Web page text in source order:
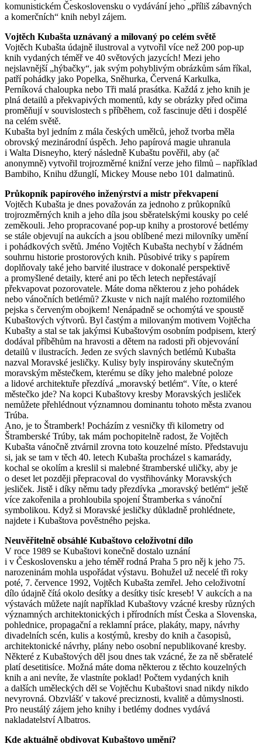
komunistickém Československu o vydávání jeho „příliš zábavných
a komerčních“ knih nebyl zájem.
Vojtěch Kubašta uznávaný a milovaný po celém světě
Vojtěch Kubašta údajně ilustroval a vytvořil více než 200 pop­‑up
knih vydaných téměř ve 40 světových jazycích! Mezi jeho
nejslavnější „hýbačky“, jak svým pohyblivým obrázkům sám říkal,
patří pohádky jako Popelka, Sněhurka, Červená Karkulka,
Perníková chaloupka nebo Tři malá prasátka. Každá z jeho knih je
plná detailů a překvapivých momentů, kdy se obrázky před očima
proměňují v souvislostech s příběhem, což fascinuje děti i dospělé
na celém světě.
Kubašta byl jedním z mála českých umělců, jehož tvorba měla
obrovský mezinárodní úspěch. Jeho papírová magie uhranula
i Walta Disneyho, který následně Kubaštu pověřil, aby (ač
anonymně) vytvořil trojrozměrné knižní verze jeho filmů – například
Bambiho, Knihu džunglí, Mickey Mouse nebo 101 dalmatinů.
Průkopník papírového inženýrství a mistr překvapení
Vojtěch Kubašta je dnes považován za jednoho z průkopníků
trojrozměrných knih a jeho díla jsou sběratelskými kousky po celé
zeměkouli. Jeho propracované pop­‑up knihy a prostorové betlémy
se stále objevují na aukcích a jsou oblíbené mezi milovníky umění
i pohádkových světů. Jméno Vojtěch Kubašta nechybí v žádném
souhrnu historie prostorových knih. Působivé triky s papírem
doplňovaly také jeho barvité ilustrace v dokonalé perspektivě
a promyšlené detaily, které ani po těch letech nepřestávají
překvapovat pozorovatele. Máte doma některou z jeho pohádek
nebo vánočních betlémů? Zkuste v nich najít malého roztomilého
pejska s červeným obojkem! Nenápadně se ochomýtá ve spoustě
Kubaštových výtvorů. Byl častým a milovaným motivem Vojtěcha
Kubašty a stal se tak jakýmsi Kubaštovým osobním podpisem, který
dodával příběhům na hravosti a dětem na radosti při objevování
detailů v ilustracích. Jeden ze svých slavných betlémů Kubašta
nazval Moravské jesličky. Kulisy byly inspirovány skutečným
moravským městečkem, kterému se díky jeho malebné poloze
a lidové architektuře přezdívá „moravský betlém“. Víte, o které
městečko jde? Na kopci Kubaštovy kresby Moravských jesliček
nemůžete přehlédnout významnou dominantu tohoto města zvanou
Trúba.
Ano, je to Štramberk! Pocházím z vesničky tři kilometry od
Štramberské Trúby, tak mám pochopitelně radost, že Vojtěch
Kubašta vánočně ztvárnil zrovna toto kouzelné místo. Představuju
si, jak se tam v těch 40. letech Kubašta procházel s kamarády,
kochal se okolím a kreslil si malebné štramberské uličky, aby je
o deset let později přepracoval do vystřihovánky Moravských
jesliček. Jistě i díky němu tady přezdívka „moravský betlém“ ještě
více zakořenila a prohloubila spojení Štramberka s vánoční
symbolikou. Když si Moravské jesličky důkladně prohlédnete,
najdete i Kubaštova pověstného pejska.
Neuvěřitelně obsáhlé Kubaštovo celoživotní dílo
V roce 1989 se Kubaštovi konečně dostalo uznání
i v Československu a jeho téměř rodná Praha 5 pro něj k jeho 75.
narozeninám mohla uspořádat výstavu. Bohužel už necelé tři roky
poté, 7. července 1992, Vojtěch Kubašta zemřel. Jeho celoživotní
dílo údajně čítá okolo desítky a desítky tisíc kreseb! V aukcích a na
výstavách můžete najít například Kubaštovy vzácné kresby různých
významných architektonických i přírodních míst Česka a Slovenska,
pohlednice, propagační a reklamní práce, plakáty, mapy, návrhy
divadelních scén, kulis a kostýmů, kresby do knih a časopisů,
architektonické návrhy, plány nebo osobní nepublikované kresby.
Některé z Kubaštových děl jsou dnes tak vzácné, že za ně sběratelé
platí desetitisíce. Možná máte doma některou z těchto kouzelných
knih a ani nevíte, že vlastníte poklad! Počtem vydaných knih
a dalších uměleckých děl se Vojtěchu Kubaštovi snad nikdy nikdo
nevyrovná. Obzvlášť v takové preciznosti, kvalitě a důmyslnosti.
Pro neustálý zájem jeho knihy i betlémy dodnes vydává
nakladatelství Albatros.
Kde aktuálně obdivovat Kubaštovo umění?